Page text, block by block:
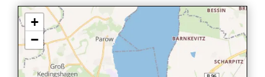
+
−